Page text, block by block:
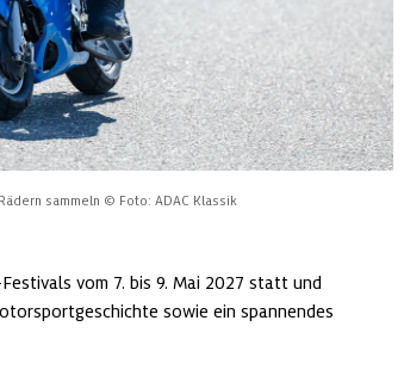
sammeln © Foto: ADAC Klassik
vom 7. bis 9. Mai 2027 statt und
sowie ein spannendes